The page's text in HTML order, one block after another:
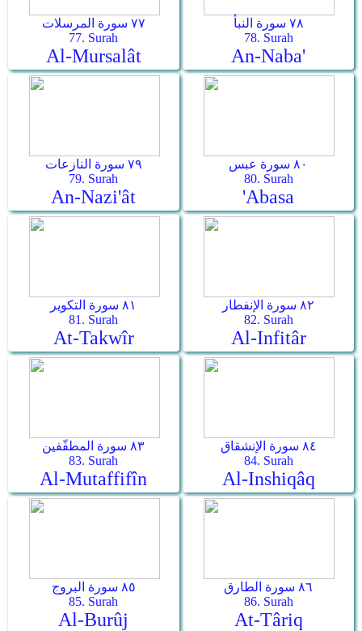
٧٧ سورة المرسلات
77. Surah
Al-Mursalât
٧٨ سورة النبأ
78. Surah
An-Naba'
٧٩ سورة النازعات
79. Surah
An-Nazi'ât
٨٠ سورة عبس
80. Surah
'Abasa
٨١ سورة التكوير
81. Surah
At-Takwîr
٨٢ سورة الإنفطار
82. Surah
Al-Infitâr
٨٣ سورة المطفّفين
83. Surah
Al-Mutaffifîn
٨٤ سورة الإنشقاق
84. Surah
Al-Inshiqâq
٨٥ سورة البروج
85. Surah
Al-Burûj
٨٦ سورة الطارق
86. Surah
At-Târiq